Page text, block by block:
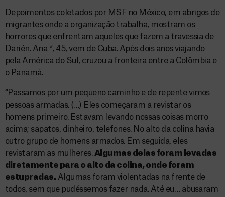
Depoimentos coletados por MSF no México, em abrigos de
migrantes onde a organização trabalha, mostram os
horrores que enfrentam aqueles que fazem a travessia de
Darién. Ana *, 45, vem de Cuba. Após dois anos viajando
pela América do Sul, cruzou a fronteira entre a Colômbia e
o Panamá.
“Passamos por um pequeno caminho e de repente vimos
pessoas armadas. (…) Eles começaram a revistar os
homens primeiro. Estavam levando nossas coisas morro
acima; sapatos, dinheiro, telefones. No alto da colina havia
outro grupo de homens armados. Em seguida, eles
revistaram as mulheres. Algumas delas foram levadas
diretamente para o alto da colina, onde foram
estupradas. Algumas foram violentadas na frente de
todos, sem que pudéssemos fazer nada. Até eu… abusaram